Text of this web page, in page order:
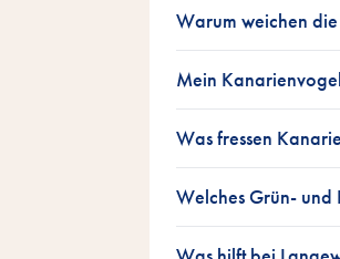
Warum weichen
Mein
Was fressen
Welches Grün- und